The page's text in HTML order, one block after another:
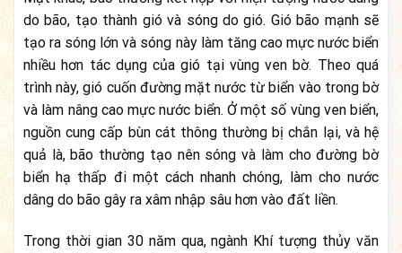
do bão, tạo thành gió và sóng do gió. Gió bão mạnh sẽ
tạo ra sóng lớn và sóng này làm tăng cao mực nước biển
nhiều hơn tác dụng của gió tại vùng ven bờ. Theo quá
trình này, gió cuốn đường mặt nước từ biển vào trong bờ
và làm nâng cao mực nước biển. Ở một số vùng ven biển,
nguồn cung cấp bùn cát thông thường bị chắn lại, và hệ
quả là, bão thường tạo nên sóng và làm cho đường bờ
biển hạ thấp đi một cách nhanh chóng, làm cho nước
dâng do bão gây ra xâm nhập sâu hơn vào đất liền.
Trong thời gian 30 năm qua, ngành Khí tượng thủy văn